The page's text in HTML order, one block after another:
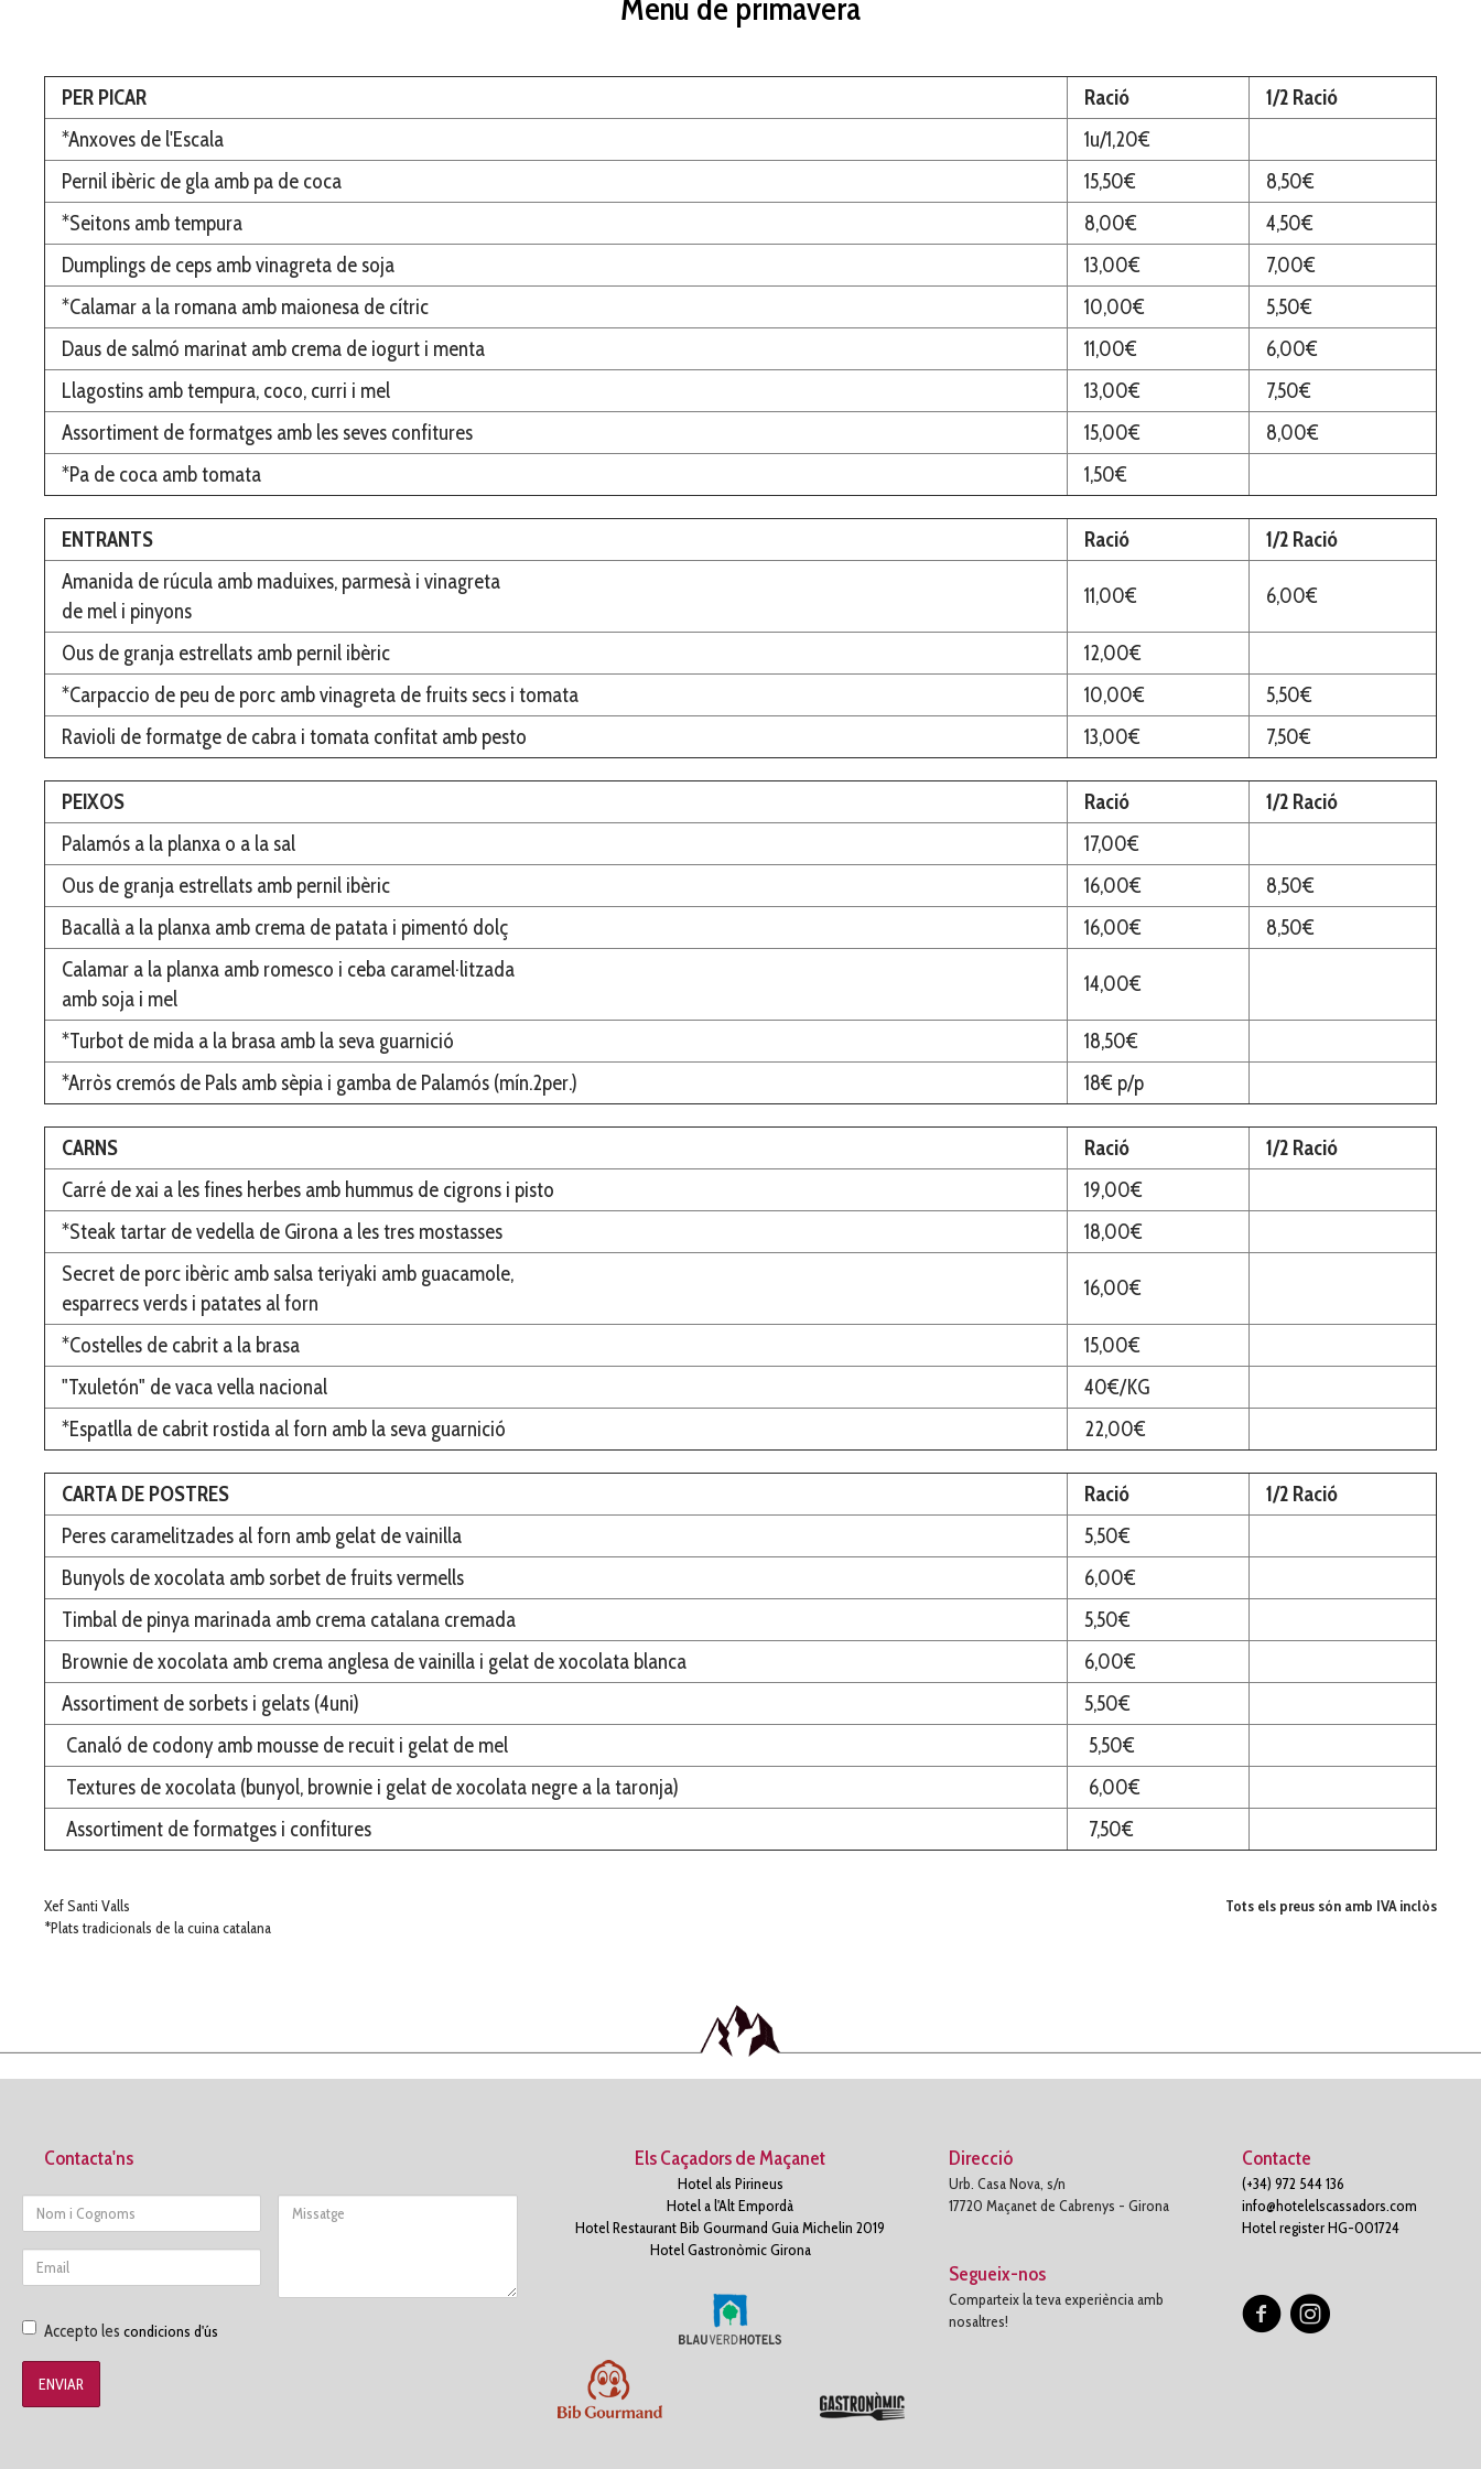
Menú de primavera
PER PICAR Ració
1/2 Ració
*Anxoves de l'Escala
1u/1,20€
Pernil ibèric de gla amb pa de coca
15,50€
8,50€
*Seitons amb tempura
8,00€
4,50€
Dumplings de ceps amb vinagreta de soja
13,00€
7,00€
*Calamar a la romana amb maionesa de cítric
10,00€
5,50€
Daus de salmó marinat amb crema de iogurt i menta
11,00€
6,00€
Llagostins amb tempura, coco, curri i mel
13,00€
7,50€
Assortiment de formatges amb les seves confitures
15,00€
8,00€
*Pa de coca amb tomata
1,50€
ENTRANTS Ració
1/2 Ració
Amanida de rúcula amb maduixes, parmesà i vinagreta
de mel i pinyons
11,00€ 6,00€
Ous de granja estrellats amb pernil ibèric
12,00€
*Carpaccio de peu de porc amb vinagreta de fruits secs i tomata
10,00€
5,50€
Ravioli de formatge de cabra i tomata confitat amb pesto
13,00€ 7,50€
PEIXOS Ració
1/2 Ració
Palamós a la planxa o a la sal
17,00€
Ous de granja estrellats amb pernil ibèric
16,00€
8,50€
Bacallà a la planxa amb crema de patata i pimentó dolç
16,00€
8,50€
Calamar a la planxa amb romesco i ceba caramel·litzada
amb soja i mel
14,00€
*Turbot de mida a la brasa amb la seva guarnició
18,50€
*Arròs cremós de Pals amb sèpia i gamba de Palamós (mín.2per.)
18€ p/p
CARNS Ració
1/2 Ració
Carré de xai a les fines herbes amb hummus de cigrons i pisto
19,00€
*Steak tartar de vedella de Girona a les tres mostasses
18,00€
Secret de porc ibèric amb salsa teriyaki amb guacamole,
esparrecs verds i patates al forn
16,00€
*Costelles de cabrit a la brasa
15,00€
"Txuletón" de vaca vella nacional
40€/KG
*Espatlla de cabrit rostida al forn amb la seva guarnició
22,00€
CARTA DE POSTRES Ració
1/2 Ració
Peres caramelitzades al forn amb gelat de vainilla
5,50€
Bunyols de xocolata amb sorbet de fruits vermells
6,00€
Timbal de pinya marinada amb crema catalana cremada
5,50€
Brownie de xocolata amb crema anglesa de vainilla i gelat de xocolata blanca
6,00€
Assortiment de sorbets i gelats (4uni)
5,50€
Canaló de codony amb mousse de recuit i gelat de mel
5,50€
Textures de xocolata (bunyol, brownie i gelat de xocolata negre a la taronja)
6,00€
Assortiment de formatges i confitures
7,50€
Xef Santi Valls
*Plats tradicionals de la cuina catalana
Tots els preus són amb IVA inclòs
Contacta'ns
Nom
Email
Missatge
Accepto
d'us
Accepto les condicions d'ús
Els Caçadors de Maçanet
Hotel als Pirineus
Hotel a l'Alt Empordà
Hotel Restaurant Bib Gourmand Guia Michelin 2019
Hotel Gastronòmic Girona
Direcció
Urb. Casa Nova, s/n
17720 Maçanet de Cabrenys - Girona
Segueix-nos
Comparteix la teva experiència amb
nosaltres!
Contacte
(+34) 972 544 136
info@hotelelscassadors.com
Hotel register HG-001724